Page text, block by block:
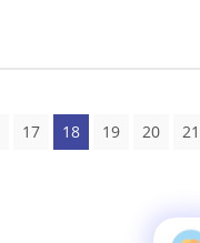
17 18 19 20 21